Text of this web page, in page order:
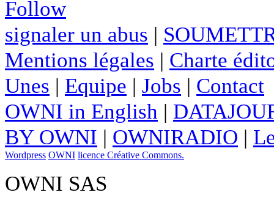
Follow
signaler un abus |
Mentions légales | Charte
Unes | Equipe | Jobs | Contact
OWNI in English |
BY OWNI | OWNIRADIO |
Wordpress OWNI licence Créative Commons.
OWNI SAS